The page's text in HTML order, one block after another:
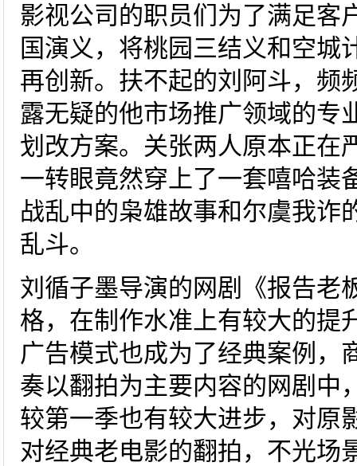
影视公司的职员们为了满足客
国演义，将桃园三结义和空城
再创新。扶不起的刘阿斗，频
露无疑的他市场推广领域的专
划改方案。关张两人原本正在
一转眼竟然穿上了一套嘻哈装
战乱中的枭雄故事和尔虞我诈
乱斗。
刘循子墨导演的网剧《报告老
格，在制作水准上有较大的提
广告模式也成为了经典案例，
奏以翻拍为主要内容的网剧中
较第一季也有较大进步，对原
对经典老电影的翻拍，不光场